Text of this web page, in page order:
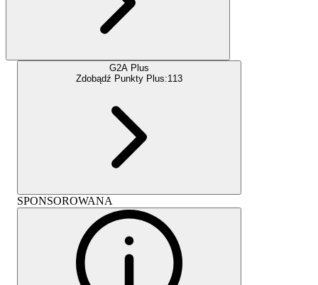
G2A Plus
Zdobądź Punkty Plus:113
SPONSOROWANA